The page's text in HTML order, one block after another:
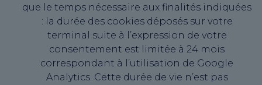
que le temps nécessaire aux finalités indiquées
: la durée des cookies déposés sur votre
terminal suite à l’expression de votre
consentement est limitée à 24 mois
correspondant à l’utilisation de Google
Analytics. Cette durée de vie n’est pas